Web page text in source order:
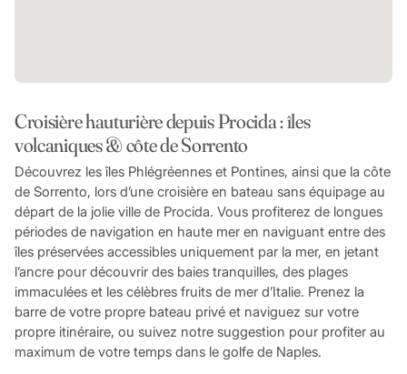
Croisière hauturière depuis Procida : îles
volcaniques & côte de Sorrento
Découvrez les îles Phlégréennes et Pontines, ainsi que la côte
de Sorrento, lors d’une croisière en bateau sans équipage au
départ de la jolie ville de Procida. Vous profiterez de longues
périodes de navigation en haute mer en naviguant entre des
îles préservées accessibles uniquement par la mer, en jetant
l’ancre pour découvrir des baies tranquilles, des plages
immaculées et les célèbres fruits de mer d’Italie. Prenez la
barre de votre propre bateau privé et naviguez sur votre
propre itinéraire, ou suivez notre suggestion pour profiter au
maximum de votre temps dans le golfe de Naples.